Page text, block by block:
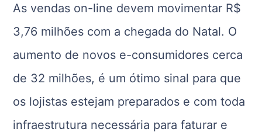
As vendas on-line devem movimentar R$
3,76 milhões com a chegada do Natal. O
aumento de novos e-consumidores cerca
de 32 milhões, é um ótimo sinal para que
os lojistas estejam preparados e com toda
infraestrutura necessária para faturar e